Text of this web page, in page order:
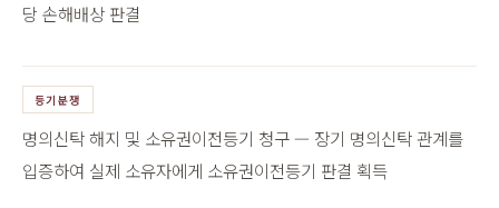
당 손해배상 판결
등기분쟁
명의신탁 해지 및 소유권이전등기 청구 — 장기 명의신탁 관계를
입증하여 실제 소유자에게 소유권이전등기 판결 획득